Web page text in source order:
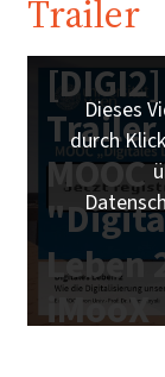
Trailer
[DIGI2]
Trailer
MOOC
Leben
iMooX
Dieses
durch